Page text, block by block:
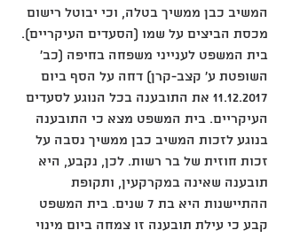
המשיב כבן ממשיך בטלה, וכי יבוטל רישום
מכסת הביצים על שמו (הסעדים העיקריים).
בית המשפט לענייני משפחה בחיפה (כב'
השופטת ע' קצב-קרן) דחה על הסף ביום
11.12.2017 את התובענה בכל הנוגע לסעדים
העיקריים. בית המשפט מצא כי התובענה
בנוגע לזכות המשיב כבן ממשיך נסבה על
זכות חוזית של בר רשות. לכן, נקבע, היא
תובענה שאינה במקרקעין, ותקופת
ההתיישנות היא בת 7 שנים. בית המשפט
קבע כי עילת תובענה זו צמחה ביום מינוי